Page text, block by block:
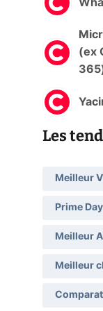
(ex
Les
Meilleur
Prime
Meilleur
Meilleur